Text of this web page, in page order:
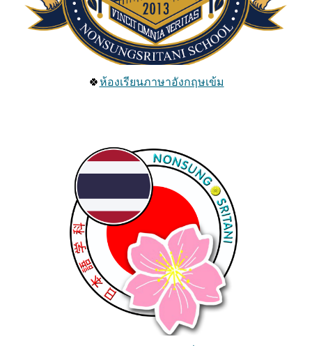
🍀ห้องเรียนภาษาอังกฤษเข้ม